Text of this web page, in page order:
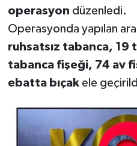
operasyon düzenledi.
Operasyonda yapılan
ruhsatsız tabanca, 19
tabanca fişeği, 74 av
ebatta bıçakele
ÇEK GÖNDER
KİTAP
HEDEF2020
OTOMOBİL
MİZAH